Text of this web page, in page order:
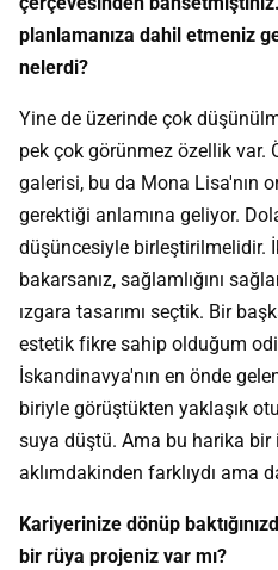
planlamanıza dahil etmeniz
nelerdi?
Yine de üzerinde çok
pek çok görünmez özellik var.
galerisi, bu da Mona Lisa'nın
gerektiği anlamına geliyor.
düşüncesiyle birleştirilmelidir.
bakarsanız, sağlamlığını
ızgara tasarımı seçtik. Bir
estetik fikre sahip olduğum
İskandinavya'nın en önde
biriyle görüştükten yaklaşık
suya düştü. Ama bu harika
aklımdakinden farklıydı ama
Kariyerinize dönüp
bir rüya projeniz var mı?